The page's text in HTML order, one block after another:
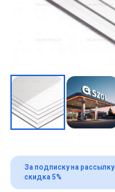
За подписку на рассылку
скидка 5%